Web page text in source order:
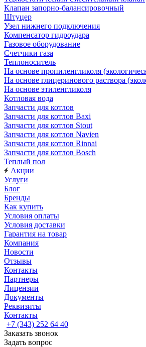
Клапан запорно-балансировочный
Штуцер
Узел нижнего подключения
Компенсатор гидроудара
Газовое оборудование
Счетчики газа
Теплоноситель
На основе пропиленгликоля
На основе глицеринового раствора
На основе этиленгликоля
Котловая вода
Запчасти для котлов
Запчасти для котлов Baxi
Запчасти для котлов Stout
Запчасти для котлов Navien
Запчасти для котлов Rinnai
Запчасти для котлов Bosch
Теплый пол
Акции
Услуги
Блог
Бренды
Как купить
Условия оплаты
Условия доставки
Гарантия на товар
Компания
Новости
Отзывы
Контакты
Партнеры
Лицензии
Документы
Реквизиты
Контакты
+7 (343) 252 64 40
Заказать звонок
Задать вопрос